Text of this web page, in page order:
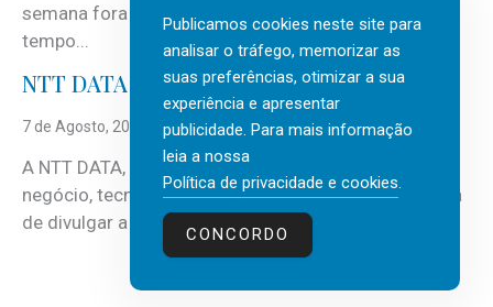
semana fora e os dias em que a casa fica mais
tempo...
NTT DATA Insurtech Global Outlook 2026
7 de Agosto, 2026
A NTT DATA, consultora global em serviços de
negócio, tecnologia e inteligência artificial (IA), acaba
de divulgar a mais recente...
Publicamos cookies neste site para
analisar o tráfego, memorizar as
suas preferências, otimizar a sua
experiência e apresentar
publicidade. Para mais informação
leia a nossa
Política de privacidade e cookies.
CONCORDO